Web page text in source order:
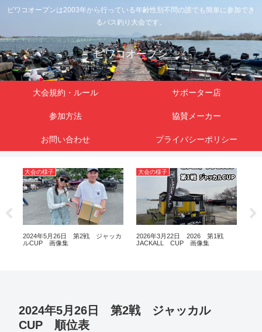
ビワコオープンは2003年から行っている年齢性別不問の誰でも簡単に参加でき
るバス釣り大会です。
ビワコオープン
大会規約・ルール サポーター店
参加方法 協賛メーカー
お問い合わせ プライバシーポリシー
大会の様子
2024年5月26日 第2戦 ジャッカ
ルCUP 画像集
大会の様子
2026年3月22日 2026 第1戦
JACKALL CUP 画像集
2024年5月26日 第2戦 ジャッカル
CUP 順位表